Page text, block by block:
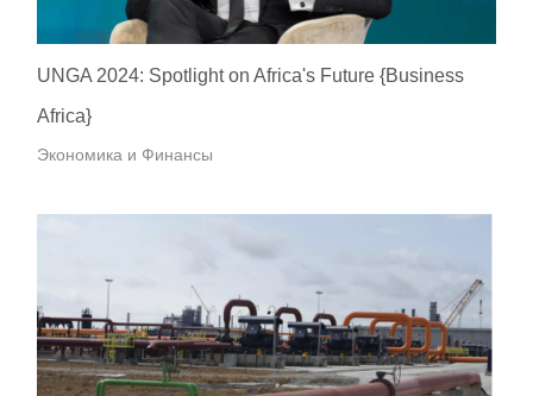
UNGA 2024: Spotlight on Africa's Future {Business
Africa}
Экономика и Финансы